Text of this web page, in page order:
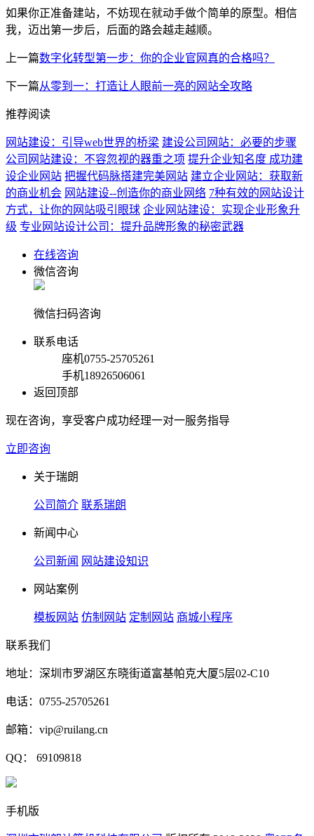
如果你正准备建站，不妨现在就动手做个简单的原型。相信
我，迈出第一步后，后面的路会越走越顺。
上一篇数字化转型第一步：你的企业官网真的合格吗？
下一篇从零到一：打造让人眼前一亮的网站全攻略
推荐阅读
网站建设：引导web世界的桥梁 建设公司网站：必要的步骤
公司网站建设：不容忽视的器重之项 提升企业知名度 成功建
设企业网站 把握代码脉搭建完美网站 建立企业网站：获取新
的商业机会 网站建设--创造你的商业网络 7种有效的网站设计
方式，让你的网站吸引眼球 企业网站建设：实现企业形象升
级 专业网站设计公司：提升品牌形象的秘密武器
在线咨询
微信咨询
微信扫码咨询
联系电话
座机0755-25705261
手机18926506061
返回顶部
现在咨询，享受客户成功经理一对一服务指导
立即咨询
关于瑞朗
公司简介 联系瑞朗
新闻中心
公司新闻 网站建设知识
网站案例
模板网站 仿制网站 定制网站 商城小程序
联系我们
地址：深圳市罗湖区东晓街道富基帕克大厦5层02-C10
电话：0755-25705261
邮箱：vip@ruilang.cn
QQ： 69109818
手机版